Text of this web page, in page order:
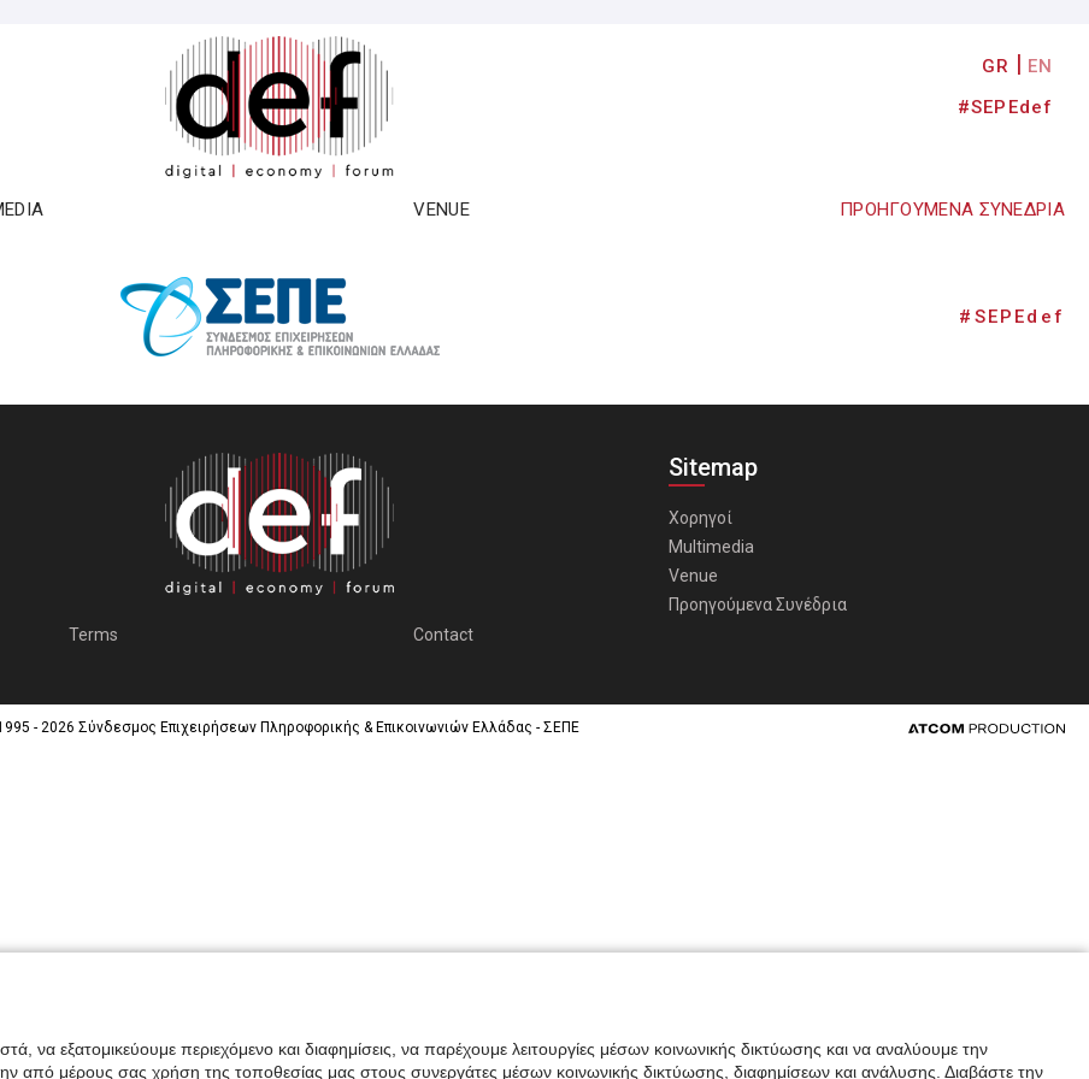
GR
EN
#SEPEdef
VENUE ΠΡΟΗΓΟΥΜΕΝΑ ΣΥΝΕΔΡΙΑ
#SEPEdef
Terms Contact
Sitemap
Χορηγοί
Multimedia
Venue
Προηγούμενα Συνέδρια
- 2026 Σύνδεσμος Επιχειρήσεων Πληροφορικής & Επικοινωνιών Ελλάδας - ΣΕΠΕ
να εξατομικεύουμε περιεχόμενο και διαφημίσεις, να παρέχουμε λειτουργίες μέσων κοινωνικής δικτύωσης και να αναλύουμε την
από μέρους σας χρήση της τοποθεσίας μας στους συνεργάτες μέσων κοινωνικής δικτύωσης, διαφημίσεων και ανάλυσης. Διαβάστε την